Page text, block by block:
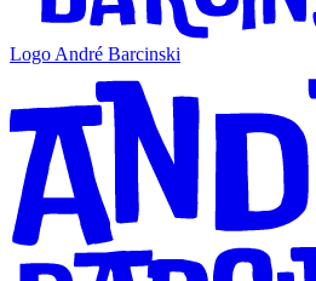
Logo André Barcinski